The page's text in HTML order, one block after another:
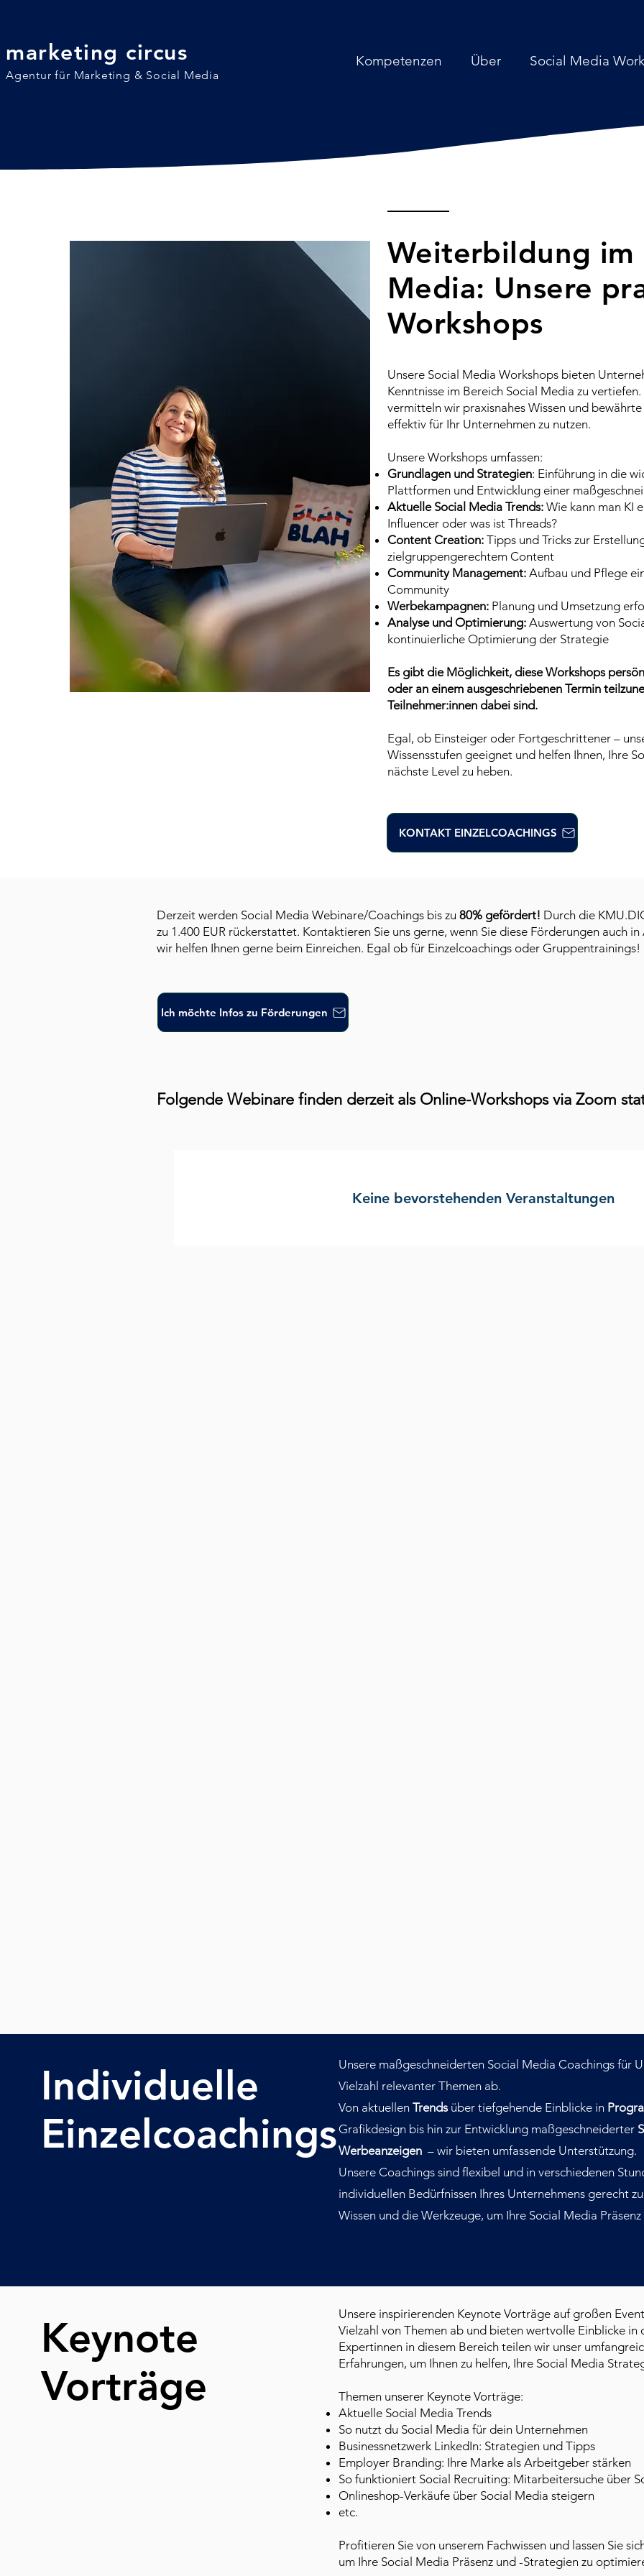
marketing circus
Agentur für Marketing & Social Media
Kompetenzen Über Social Media
Weiterbildung im
Media: Unsere
Workshops
Unsere Social Media Workshops bieten
Kenntnisse im Bereich Social Media zu
vermitteln wir praxisnahes Wissen und
effektiv für Ihr Unternehmen zu nutzen.
Unsere Workshops umfassen:
Grundlagen und Strategien: Einführung in die
Plattformen und Entwicklung einer
Aktuelle Social Media Trends: Wie kann man KI
Influencer oder was ist Threads?
Content Creation: Tipps und Tricks zur
zielgruppengerechtem Content
Community Management: Aufbau und Pflege
Community
Werbekampagnen: Planung und Umsetzung
Analyse und Optimierung: Auswertung von
kontinuierliche Optimierung der Strategie
Es gibt die Möglichkeit, diese Workshops
oder an einem ausgeschriebenen Termin
Teilnehmer:innen dabei sind.
Egal, ob Einsteiger oder Fortgeschrittener –
Wissensstufen geeignet und helfen Ihnen, Ihre
nächste Level zu heben.
KONTAKT EINZELCOACHINGS
Ich möchte Infos zu Förderungen
Keine bevorstehenden Veranstaltungen
Derzeit werden Social Media Webinare/Coachings bis zu 80% gefördert! Durch die
zu 1.400 EUR rückerstattet. Kontaktieren Sie uns gerne, wenn Sie diese Förderungen auch
wir helfen Ihnen gerne beim Einreichen. Egal ob für Einzelcoachings oder Gruppentrainings!
Folgende Webinare finden derzeit als Online-Workshops via Zoom
Individuelle
Einzelcoachings
Unsere maßgeschneiderten Social Media Coachings für
Vielzahl relevanter Themen ab.
Von aktuellen Trendsüber tiefgehende Einblicke in
Grafikdesign bis hin zur Entwicklung maßgeschneiderter
Werbeanzeigen– wir bieten umfassende Unterstützung.
Unsere Coachings sind flexibel und in verschiedenen
individuellen Bedürfnissen Ihres Unternehmens gerecht
Wissen und die Werkzeuge, um Ihre Social Media
Keynote
Vorträge
Unsere inspirierenden Keynote Vorträge auf großen
Vielzahl von Themen ab und bieten wertvolle Einblicke
Expertinnen in diesem Bereich teilen wir unser
Erfahrungen, um Ihnen zu helfen, Ihre Social Media
Themen unserer Keynote Vorträge:
Aktuelle Social Media Trends
So nutzt du Social Media für dein Unternehmen
Businessnetzwerk LinkedIn: Strategien und Tipps
Employer Branding: Ihre Marke als Arbeitgeber stärken
So funktioniert Social Recruiting: Mitarbeitersuche über
Onlineshop-Verkäufe über Social Media steigern
etc.
Profitieren Sie von unserem Fachwissen und lassen Sie
um Ihre Social Media Präsenz und -Strategien zu